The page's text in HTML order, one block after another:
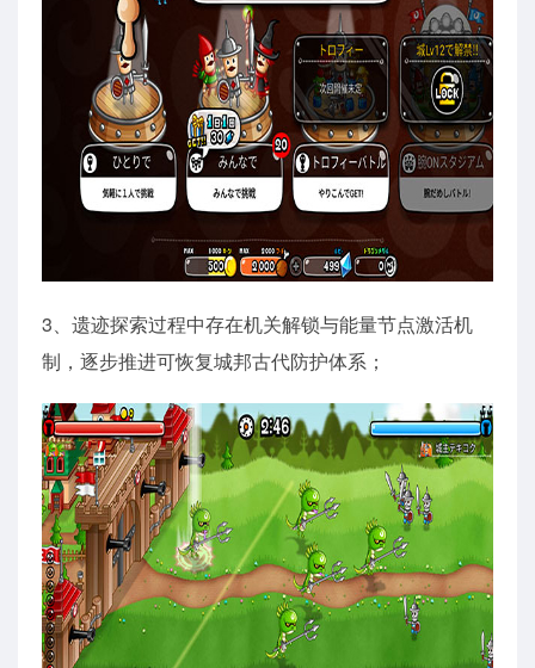
3、遗迹探索过程中存在机关解锁与能量节点激活机
制，逐步推进可恢复城邦古代防护体系；